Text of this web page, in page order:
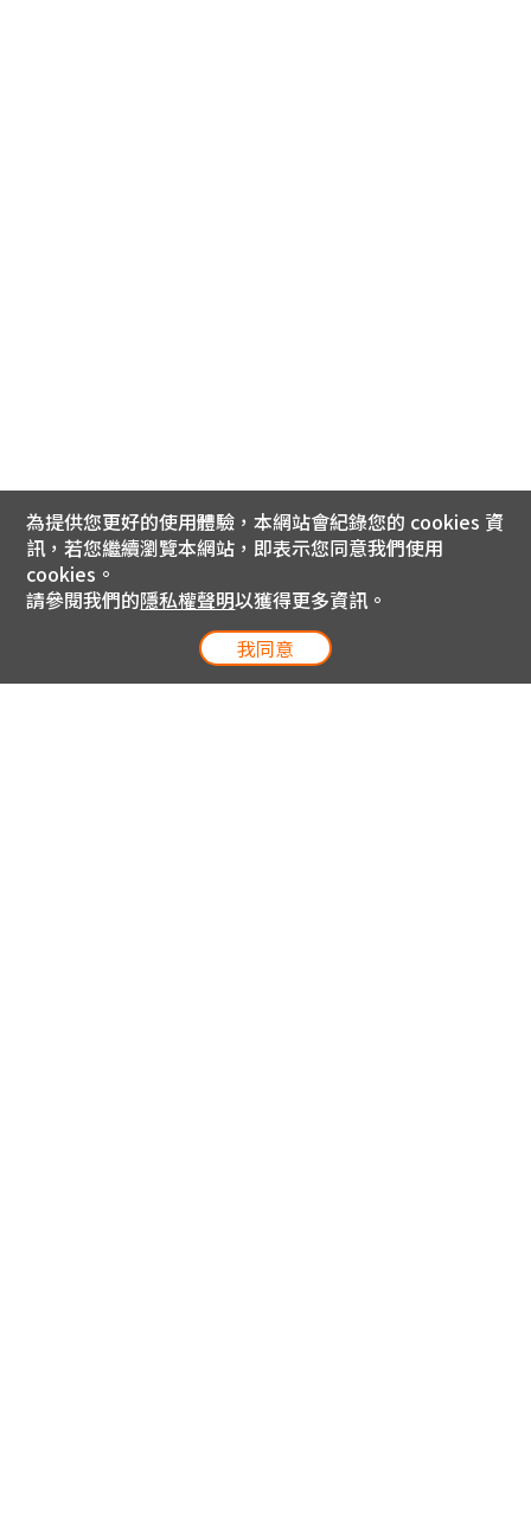
為提供您更好的使用體驗，本網站會紀錄您的 cookies 資
訊，若您繼續瀏覽本網站，即表示您同意我們使用
cookies。
請參閱我們的隱私權聲明以獲得更多資訊。
我同意